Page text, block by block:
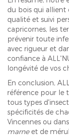
du bois qui allient
qualité et suivi
capricornes, les
prévenir toute
avec rigueur et
confiance à
longévité de vos
En conclusion,
référence pour le
tous types
spécificités de
Vincennes ou
marneet de